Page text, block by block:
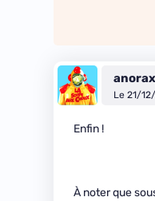
anorax
Le 21/
Enfin !
À noter que